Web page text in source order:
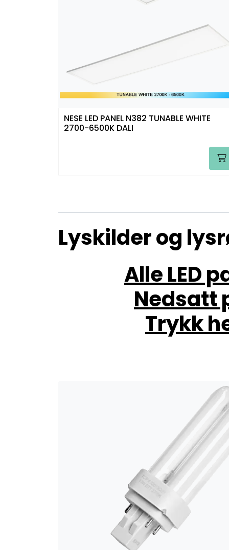
NESE LED PANEL N382 TUNABLE WHITE
2700-6500K DALI
Lyskilder og
Alle LED
Nedsatt
Trykk